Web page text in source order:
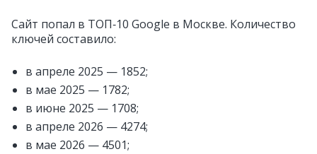
Сайт попал в ТОП‑10 Google в Москве. Количество
ключей составило:
в апреле 2025 — 1852;
в мае 2025 — 1782;
в июне 2025 — 1708;
в апреле 2026 — 4274;
в мае 2026 — 4501;